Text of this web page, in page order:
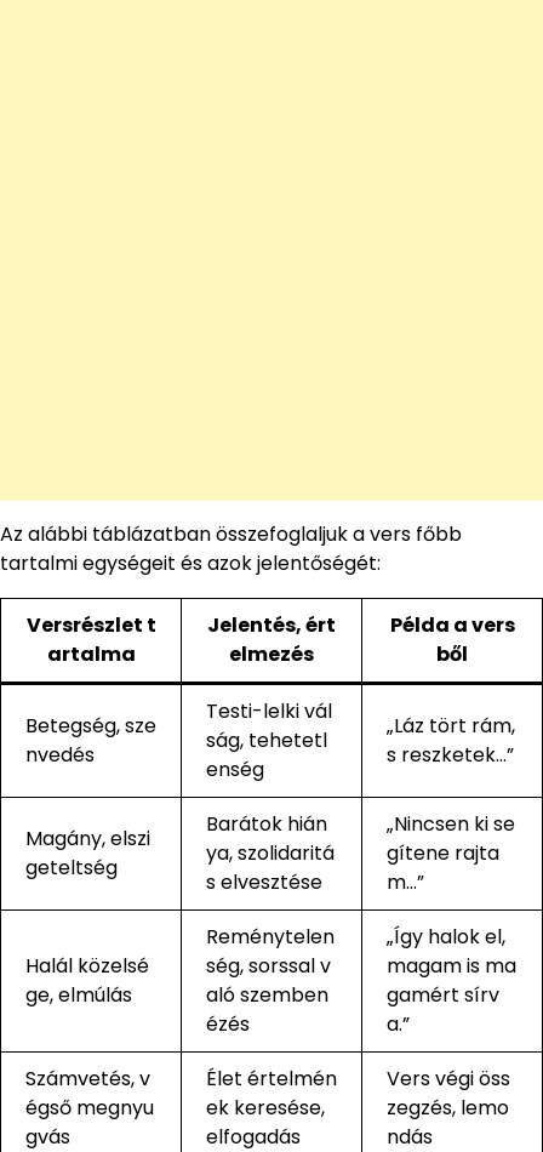
Az alábbi táblázatban összefoglaljuk a vers főbb
tartalmi egységeit és azok jelentőségét:
Versrészlet t
artalma
Jelentés, ért
elmezés
Példa a vers
ből
Betegség, sze
nvedés
Testi-lelki vál
ság, tehetetl
enség
„Láz tört rám,
s reszketek…”
Magány, elszi
geteltség
Barátok hián
ya, szolidaritá
s elvesztése
„Nincsen ki se
gítene rajta
m…”
Halál közelsé
ge, elmúlás
Reménytelen
ség, sorssal v
aló szemben
ézés
„Így halok el,
magam is ma
gamért sírv
a.”
Számvetés, v
égső megnyu
gvás
Élet értelmén
ek keresése,
elfogadás
Vers végi öss
zegzés, lemo
ndás